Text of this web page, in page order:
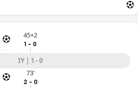
istatistikler Ofsayt'ta. (18.04.2026)
45+2
1 - 0
IY | 1 - 0
73'
2 - 0